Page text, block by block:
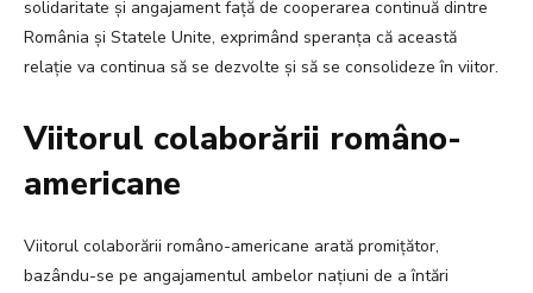
solidaritate și angajament față de cooperarea continuă dintre
România și Statele Unite, exprimând speranța că această
relație va continua să se dezvolte și să se consolideze în viitor.
Viitorul colaborării româno-
americane
Viitorul colaborării româno-americane arată promițător,
bazându-se pe angajamentul ambelor națiuni de a întări